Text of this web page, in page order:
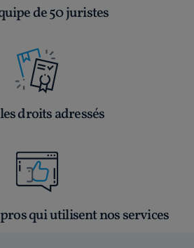
de 50 juristes
droits adressés
qui utilisent nos services